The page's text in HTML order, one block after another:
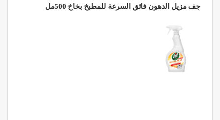
جف مزيل الدهون فائق السرعة للمطبخ بخاخ 500مل